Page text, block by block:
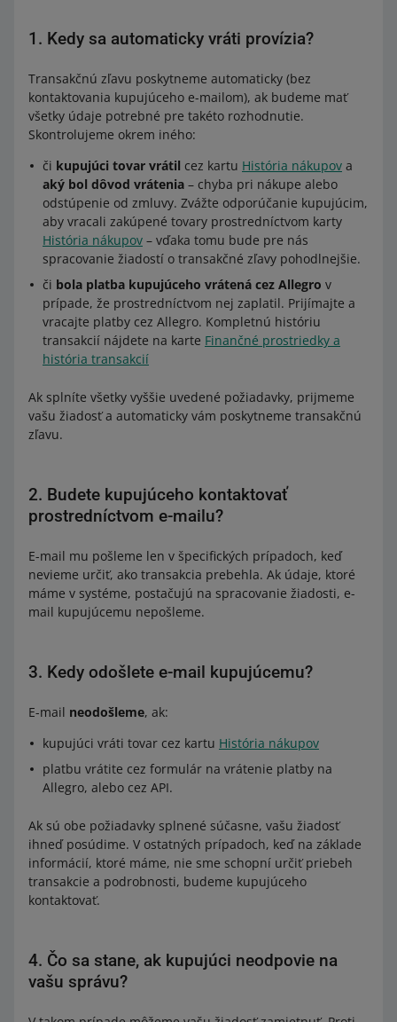
1. Kedy sa automaticky vráti provízia?
Transakčnú zľavu poskytneme automaticky (bez
kontaktovania kupujúceho e-mailom), ak budeme mať
všetky údaje potrebné pre takéto rozhodnutie.
Skontrolujeme okrem iného:
či kupujúci tovar vrátil cez kartu História nákupov a
aký bol dôvod vrátenia – chyba pri nákupe alebo
odstúpenie od zmluvy. Zvážte odporúčanie kupujúcim,
aby vracali zakúpené tovary prostredníctvom karty
História nákupov – vďaka tomu bude pre nás
spracovanie žiadostí o transakčné zľavy pohodlnejšie.
či bola platba kupujúceho vrátená cez Allegro v
prípade, že prostredníctvom nej zaplatil. Prijímajte a
vracajte platby cez Allegro. Kompletnú históriu
transakcií nájdete na karte Finančné prostriedky a
história transakcií
Ak splníte všetky vyššie uvedené požiadavky, prijmeme
vašu žiadosť a automaticky vám poskytneme transakčnú
zľavu.
2. Budete kupujúceho kontaktovať
prostredníctvom e-mailu?
E-mail mu pošleme len v špecifických prípadoch, keď
nevieme určiť, ako transakcia prebehla. Ak údaje, ktoré
máme v systéme, postačujú na spracovanie žiadosti, e-
mail kupujúcemu nepošleme.
3. Kedy odošlete e-mail kupujúcemu?
E-mail neodošleme, ak:
kupujúci vráti tovar cez kartu História nákupov
platbu vrátite cez formulár na vrátenie platby na
Allegro, alebo cez API.
Ak sú obe požiadavky splnené súčasne, vašu žiadosť
ihneď posúdime. V ostatných prípadoch, keď na základe
informácií, ktoré máme, nie sme schopní určiť priebeh
transakcie a podrobnosti, budeme kupujúceho
kontaktovať.
4. Čo sa stane, ak kupujúci neodpovie na
vašu správu?